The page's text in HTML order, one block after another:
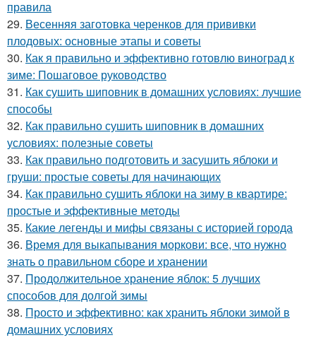
правила
29. Весенняя заготовка черенков для прививки
плодовых: основные этапы и советы
30. Как я правильно и эффективно готовлю виноград к
зиме: Пошаговое руководство
31. Как сушить шиповник в домашних условиях: лучшие
способы
32. Как правильно сушить шиповник в домашних
условиях: полезные советы
33. Как правильно подготовить и засушить яблоки и
груши: простые советы для начинающих
34. Как правильно сушить яблоки на зиму в квартире:
простые и эффективные методы
35. Какие легенды и мифы связаны с историей города
36. Время для выкапывания моркови: все, что нужно
знать о правильном сборе и хранении
37. Продолжительное хранение яблок: 5 лучших
способов для долгой зимы
38. Просто и эффективно: как хранить яблоки зимой в
домашних условиях